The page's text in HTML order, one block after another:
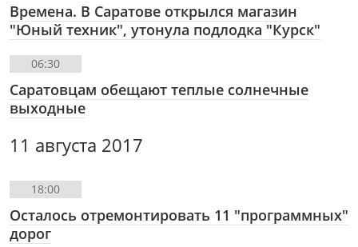
Времена. В Саратове открылся магазин
"Юный техник", утонула подлодка "Курск"
06:30
Саратовцам обещают теплые солнечные
выходные
11 августа 2017
18:00
Осталось отремонтировать 11 "программных"
дорог